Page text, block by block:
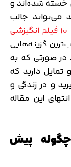
می‌تواند جالب
10 فیلم انگیزشی
گزینه‌هایی
صورتی که به
تمایل دارید که
و در زندگی و
این مقاله
پیش